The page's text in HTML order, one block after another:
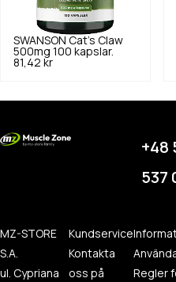
SWANSON Cat's Claw
500mg 100 kapslar.
81,42 kr
+48
537
MZ-STORE
S.A.
ul. Cypriana
Kundservice
Kontakta
oss på
Regler